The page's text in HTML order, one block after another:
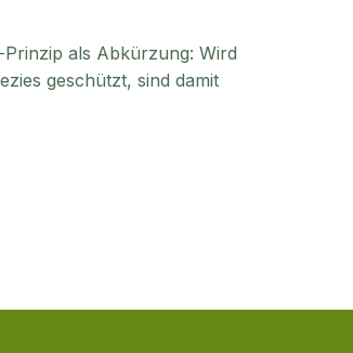
als Abkürzung: Wird
geschützt, sind damit